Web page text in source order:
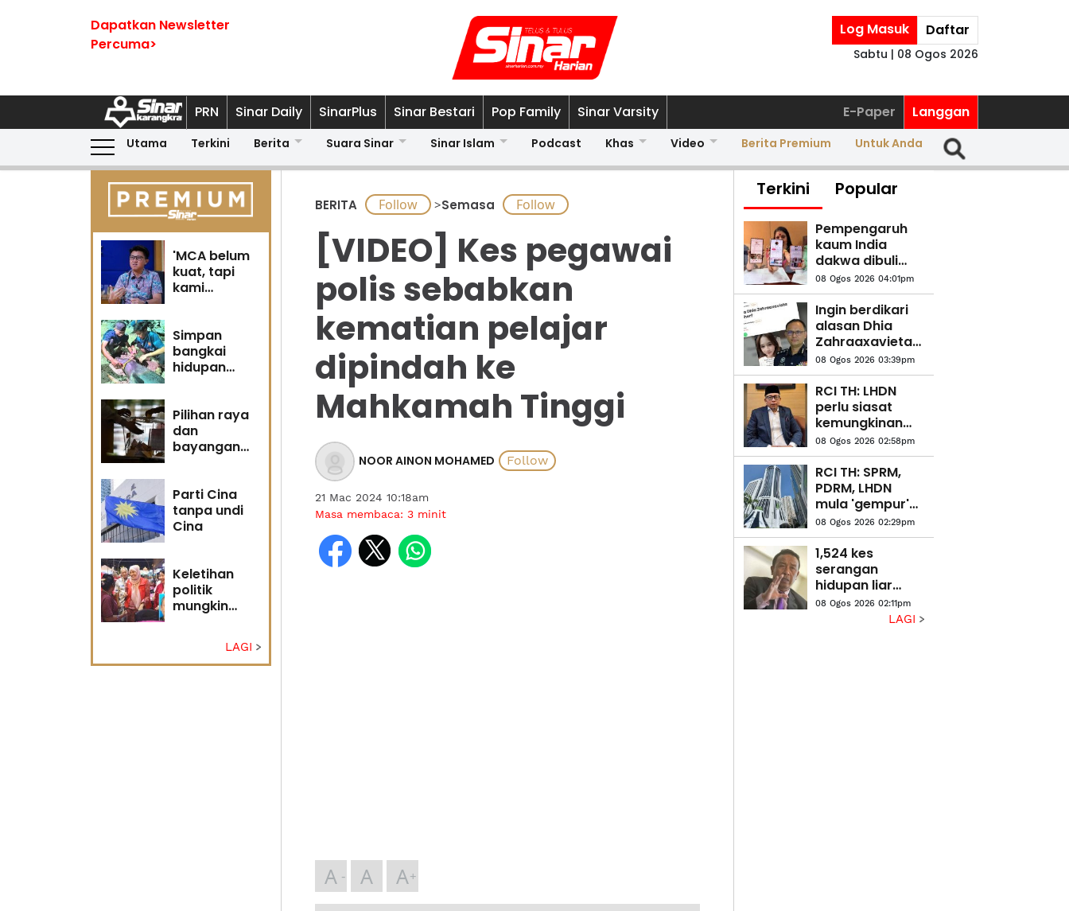
Dapatkan Newsletter
Percuma>
Log Masuk Daftar
Sabtu | 08 Ogos 2026
PRN Sinar Daily SinarPlus Sinar Bestari Pop Family Sinar Varsity E-Paper Langgan
Utama Terkini Berita Suara Sinar Sinar Islam Podcast Khas Video Berita Premium Untuk Anda
'MCA belum
kuat, tapi
kami
Simpan
bangkai
hidupan
Pilihan raya
dan
bayangan
Parti Cina
tanpa undi
Cina
Keletihan
politik
mungkin
Penganalisis
LAGI
BERITA >Semasa
[VIDEO] Kes pegawai
polis sebabkan
kematian pelajar
dipindah ke
Mahkamah Tinggi
NOOR AINON MOHAMED
21 Mac 2024 10:18am
Masa membaca: 3minit
A A A
Terkini Popular
Pempengaruh
kaum India
dakwa dibuli
siber, modus
operandi
serang pemilik
bisnes wanita
08 Ogos 2026 04:01pm
Ingin berdikari
alasan Dhia
Zahraaxavieta
Neelopher
keluar rumah
08 Ogos 2026 03:39pm
RCI TH: LHDN
perlu siasat
kemungkinan
pengelakan
cukai Kumpulan
TH bagi tempoh
2014-2020
08 Ogos 2026 02:58pm
RCI TH: SPRM,
PDRM, LHDN
mula 'gempur'
individu terlibat
siasatan
08 Ogos 2026 02:29pm
1,524 kes
serangan
hidupan liar
sejak 2020, 54
08 Ogos 2026 02:11pm
LAGI